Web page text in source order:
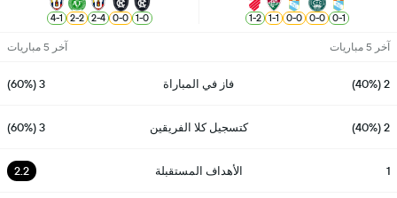
1
-
0
0
-
0
0
-
0
1
-
1
2
-
1
0
-
1
0
-
0
4
-
2
2
-
2
1
-
4
آخر 5 مباريات آخر 5 مباريات
2 (40%) فاز في المباراة 3 (60%)
2 (40%) كتسجيل كلا الفريقين 3 (60%)
1 الأهداف المستقبلة 2.2